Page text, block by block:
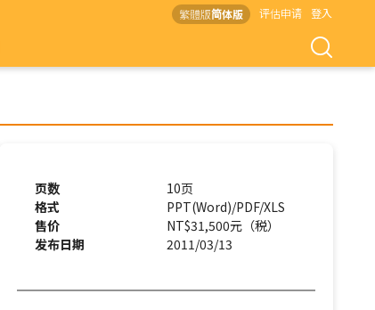
繁體版简体版 评估申请 登入
页数
10页
格式
PPT(Word)/PDF/XLS
售价
NT$31,500元（税）
发布日期
2011/03/13